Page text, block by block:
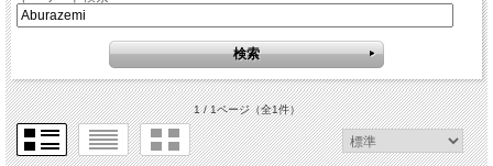
1 / 1ページ（全1件）